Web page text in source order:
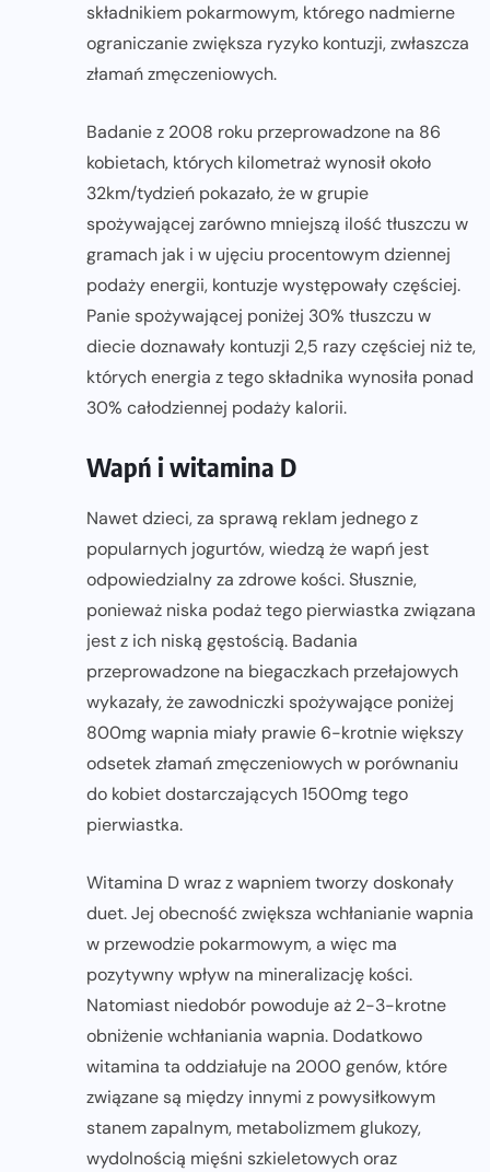
składnikiem pokarmowym, którego nadmierne
ograniczanie zwiększa ryzyko kontuzji, zwłaszcza
złamań zmęczeniowych.
Badanie z 2008 roku przeprowadzone na 86
kobietach, których kilometraż wynosił około
32km/tydzień pokazało, że w grupie
spożywającej zarówno mniejszą ilość tłuszczu w
gramach jak i w ujęciu procentowym dziennej
podaży energii, kontuzje występowały częściej.
Panie spożywającej poniżej 30% tłuszczu w
diecie doznawały kontuzji 2,5 razy częściej niż te,
których energia z tego składnika wynosiła ponad
30% całodziennej podaży kalorii.
Wapń i witamina D
Nawet dzieci, za sprawą reklam jednego z
popularnych jogurtów, wiedzą że wapń jest
odpowiedzialny za zdrowe kości. Słusznie,
ponieważ niska podaż tego pierwiastka związana
jest z ich niską gęstością. Badania
przeprowadzone na biegaczkach przełajowych
wykazały, że zawodniczki spożywające poniżej
800mg wapnia miały prawie 6-krotnie większy
odsetek złamań zmęczeniowych w porównaniu
do kobiet dostarczających 1500mg tego
pierwiastka.
Witamina D wraz z wapniem tworzy doskonały
duet. Jej obecność zwiększa wchłanianie wapnia
w przewodzie pokarmowym, a więc ma
pozytywny wpływ na mineralizację kości.
Natomiast niedobór powoduje aż 2-3-krotne
obniżenie wchłaniania wapnia. Dodatkowo
witamina ta oddziałuje na 2000 genów, które
związane są między innymi z powysiłkowym
stanem zapalnym, metabolizmem glukozy,
wydolnością mięśni szkieletowych oraz